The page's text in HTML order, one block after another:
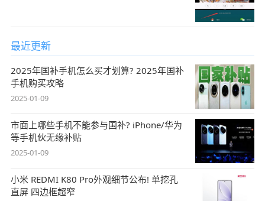
最近更新
2025年国补手机怎么买才划算? 2025年国补
手机购买攻略
2025-01-09
市面上哪些手机不能参与国补? iPhone/华为
等手机伙无缘补贴
2025-01-09
小米 REDMI K80 Pro外观细节公布! 单挖孔
直屏 四边框超窄